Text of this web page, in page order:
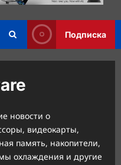
Подписка
новости о
видеокарты,
память, накопители,
охлаждения и другие